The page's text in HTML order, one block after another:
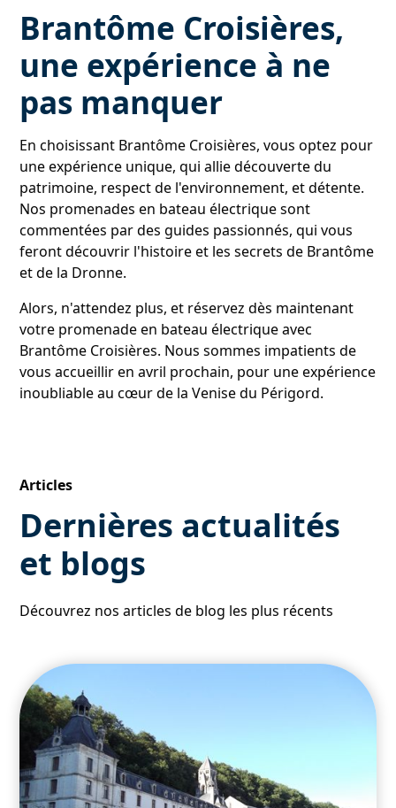
Brantôme Croisières,
une expérience à ne
pas manquer
En choisissant Brantôme Croisières, vous optez pour
une expérience unique, qui allie découverte du
patrimoine, respect de l'environnement, et détente.
Nos promenades en bateau électrique sont
commentées par des guides passionnés, qui vous
feront découvrir l'histoire et les secrets de Brantôme
et de la Dronne.
Alors, n'attendez plus, et réservez dès maintenant
votre promenade en bateau électrique avec
Brantôme Croisières. Nous sommes impatients de
vous accueillir en avril prochain, pour une expérience
inoubliable au cœur de la Venise du Périgord.
Articles
Dernières actualités
et blogs
Découvrez nos articles de blog les plus récents